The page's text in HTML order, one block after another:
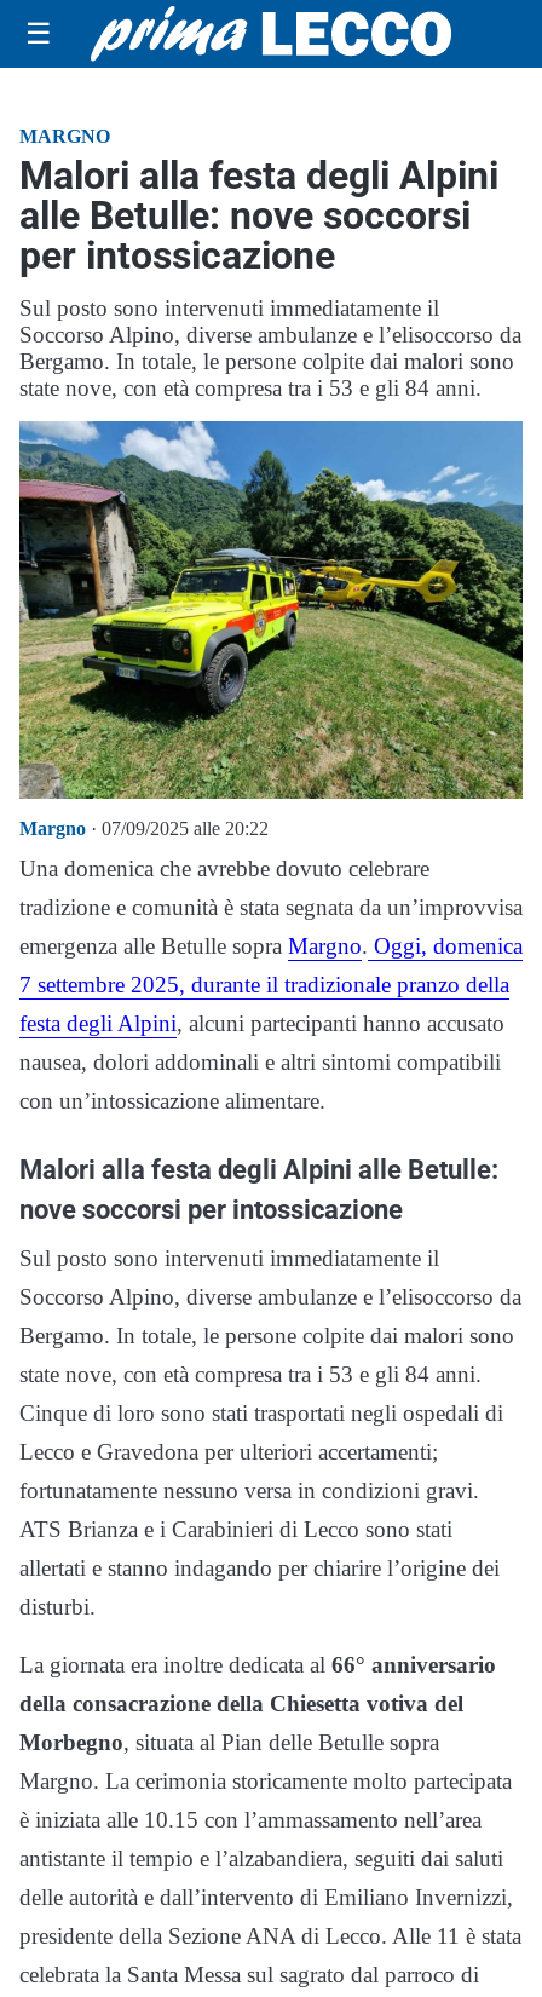
☰
MARGNO
Malori alla festa degli Alpini
alle Betulle: nove soccorsi
per intossicazione
Sul posto sono intervenuti immediatamente il
Soccorso Alpino, diverse ambulanze e l’elisoccorso da
Bergamo. In totale, le persone colpite dai malori sono
state nove, con età compresa tra i 53 e gli 84 anni.
Margno · 07/09/2025 alle 20:22
Una domenica che avrebbe dovuto celebrare
tradizione e comunità è stata segnata da un’improvvisa
emergenza alle Betulle sopra Margno. Oggi, domenica
7 settembre 2025, durante il tradizionale pranzo della
festa degli Alpini, alcuni partecipanti hanno accusato
nausea, dolori addominali e altri sintomi compatibili
con un’intossicazione alimentare.
Malori alla festa degli Alpini alle Betulle:
nove soccorsi per intossicazione
Sul posto sono intervenuti immediatamente il
Soccorso Alpino, diverse ambulanze e l’elisoccorso da
Bergamo. In totale, le persone colpite dai malori sono
state nove, con età compresa tra i 53 e gli 84 anni.
Cinque di loro sono stati trasportati negli ospedali di
Lecco e Gravedona per ulteriori accertamenti;
fortunatamente nessuno versa in condizioni gravi.
ATS Brianza e i Carabinieri di Lecco sono stati
allertati e stanno indagando per chiarire l’origine dei
disturbi.
La giornata era inoltre dedicata al 66° anniversario
della consacrazione della Chiesetta votiva del
Morbegno, situata al Pian delle Betulle sopra
Margno. La cerimonia storicamente molto partecipata
è iniziata alle 10.15 con l’ammassamento nell’area
antistante il tempio e l’alzabandiera, seguiti dai saluti
delle autorità e dall’intervento di Emiliano Invernizzi,
presidente della Sezione ANA di Lecco. Alle 11 è stata
celebrata la Santa Messa sul sagrato dal parroco di